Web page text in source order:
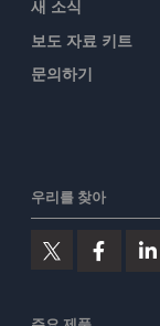
새 소식
보도 자료 키트
문의하기
우리를 찾아